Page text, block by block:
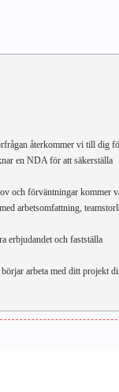
återkommer vi till dig
en NDA för att säkerställa
och förväntningar kommer
arbetsomfattning,
erbjudandet och fastställa
arbeta med ditt projekt